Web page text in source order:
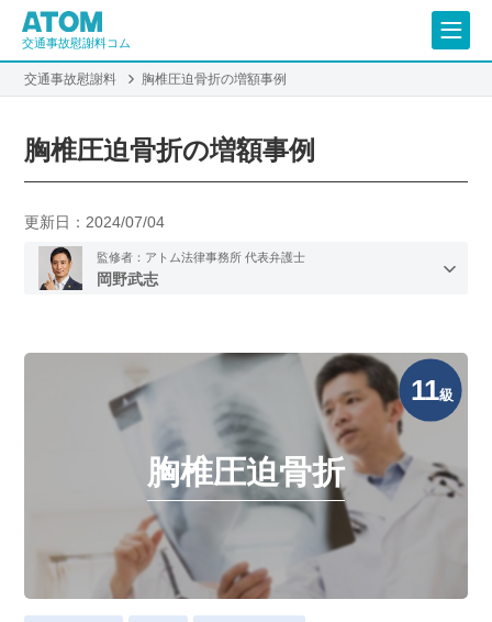
交通事故慰謝料コム
交通事故慰謝料 胸椎圧迫骨折の増額事例
胸椎圧迫骨折の増額事例
更新日： 2024/07/04
監修者：アトム法律事務所 代表弁護士
岡野武志
11級
胸椎圧迫骨折